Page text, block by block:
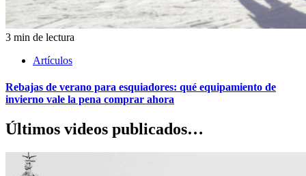
3 min de lectura
Artículos
Rebajas de verano para esquiadores: qué equipamiento de
invierno vale la pena comprar ahora
Últimos videos publicados…